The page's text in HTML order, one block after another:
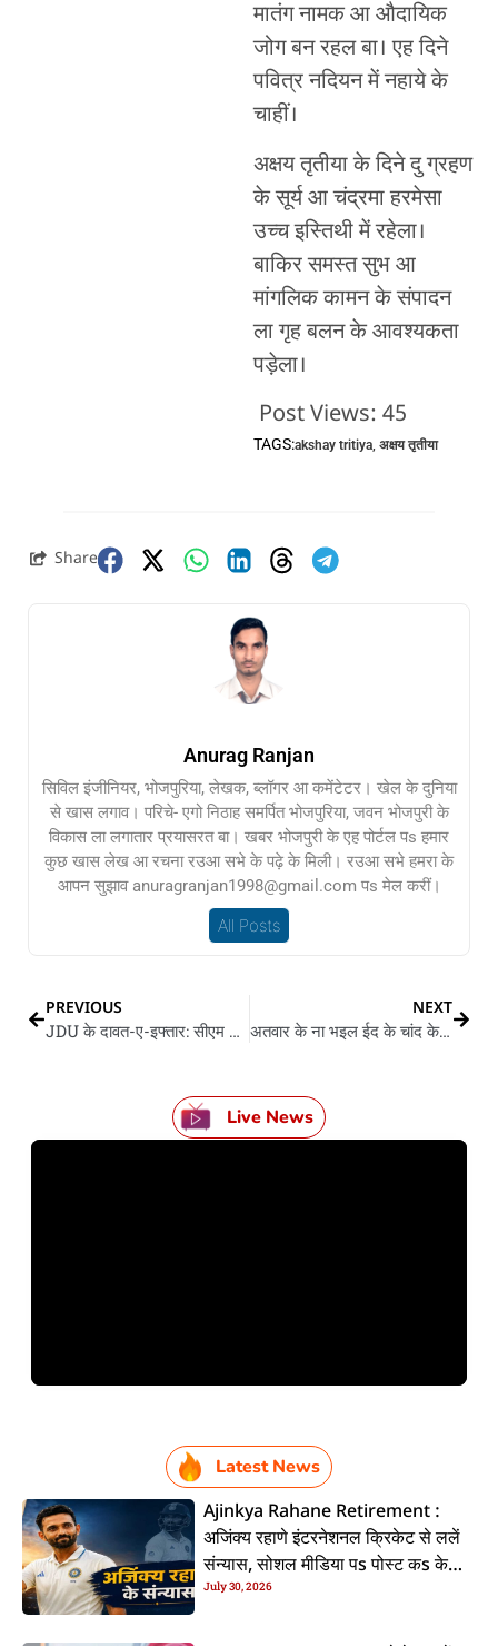
मातंग नामक आ औदायिक
जोग बन रहल बा। एह दिने
पवित्र नदियन में नहाये के
चाहीं।
अक्षय तृतीया के दिने दु ग्रहण
के सूर्य आ चंद्रमा हरमेसा
उच्च इस्तिथी में रहेला।
बाकिर समस्त सुभ आ
मांगलिक कामन के संपादन
ला गृह बलन के आवश्यकता
पड़ेला।
Post Views: 45
TAGS:akshay tritiya, अक्षय तृतीया
Share
Anurag Ranjan
सिविल इंजीनियर, भोजपुरिया, लेखक, ब्लॉगर आ कमेंटेटर। खेल के दुनिया
से खास लगाव। परिचे- एगो निठाह समर्पित भोजपुरिया, जवन भोजपुरी के
विकास ला लगातार प्रयासरत बा। खबर भोजपुरी के एह पोर्टल पs हमार
कुछ खास लेख आ रचना रउआ सभे के पढ़े के मिली। रउआ सभे हमरा के
आपन सुझाव anuragranjan1998@gmail.com पs मेल करीं।
All Posts
PREVIOUS
JDU के दावत-ए-इफ्तार: सीएम नीतीश पहुंचले, लालू के दुनो बेटा एक संगे सामिल भइल लो
NEXT
अतवार के ना भइल ईद के चांद के दीदार, आज आखिरी रोजा, बिहान समूचा देश में मनावल जाई ईद
Live News
Latest News
Ajinkya Rahane Retirement :
अजिंक्य रहाणे इंटरनेशनल क्रिकेट से ललें
संन्यास, सोशल मीडिया पs पोस्ट कs के
कइलें एलान
July 30, 2026